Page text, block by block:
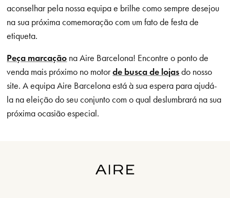
aconselhar pela nossa equipa e brilhe como sempre desejou
na sua próxima comemoração com um fato de festa de
etiqueta.
Peça marcação na Aire Barcelona! Encontre o ponto de
venda mais próximo no motorde busca de lojasdo nosso
site. A equipa Aire Barcelona está à sua espera para ajudá-
la na eleição do seu conjunto com o qual deslumbrará na sua
próxima ocasião especial.